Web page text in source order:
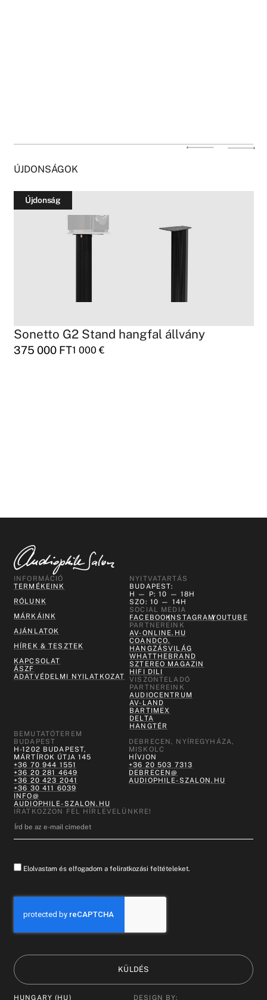
ÚJDONSÁGOK
Újdonság
Sonetto G2 Stand hangfal állvány
375 000 FT1 000€
INFORMÁCIÓ
TERMÉKEINK
RÓLUNK
MÁRKÁINK
AJÁNLATOK
HÍREK & TESZTEK
KAPCSOLAT
ÁSZF
ADATVÉDELMI NYILATKOZAT
NYITVATARTÁS
BUDAPEST:
H — P: 10 — 18H
SZO: 10 — 14H
SOCIAL MEDIA
FACEBOOKINSTAGRAMYOUTUBE
PARTNEREINK
AV-ONLINE.HU
COANDCO.
HANGZÁSVILÁG
WHATTHEBRAND
SZTEREO MAGAZIN
HIFI DILI
VISZONTELADÓ
PARTNEREINK
AUDIOCENTRUM
AV-LAND
BARTIMEX
DELTA
HANGTÉR
BEMUTATÓTEREM
BUDAPEST
H-1202 BUDAPEST,
MÁRTÍROK ÚTJA 145
+36 70 944 1551
+36 20 281 4649
+36 20 423 2041
+36 30 411 6039
INFO@
AUDIOPHILE-SZALON.HU
DEBRECEN, NYÍREGYHÁZA,
MISKOLC
HÍVJON
+36 20 503 7313
DEBRECEN@
AUDIOPHILE-SZALON.HU
IRATKOZZON FEL HÍRLEVELÜNKRE!
Elolvastam és elfogadom a feliratkozási feltételeket.
KÜLDÉS
HUNGARY (HU) DESIGN BY: